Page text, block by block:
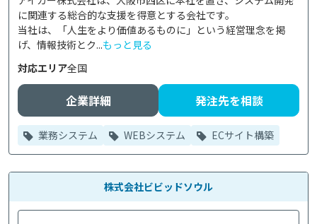
に関連する総合的な支援を得意とする会社です。
当社は、「人生をより価値あるものに」という経営理念を掲
げ、情報技術とク...もっと見る
対応エリア全国
企業詳細 発注先を相談
業務システム WEBシステム ECサイト構築
株式会社ビビッドソウル